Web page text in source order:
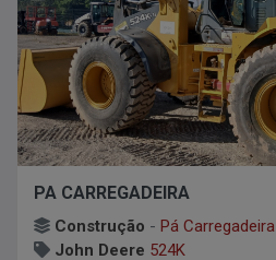
PA CARREGADEIRA
Construção - Pá Carregadeira
John Deere 524K